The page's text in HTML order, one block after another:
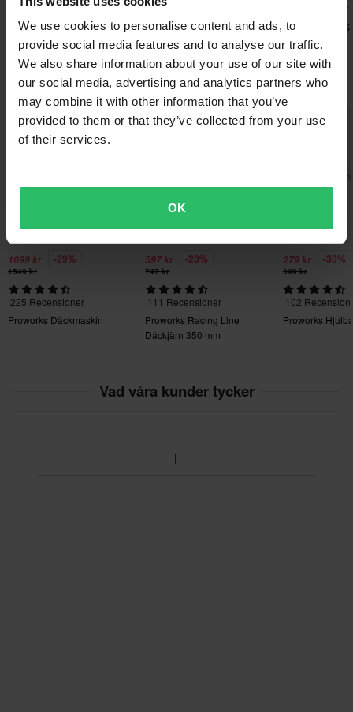
We use cookies to personalise content and ads, to
provide social media features and to analyse our traffic.
We also share information about your use of our site with
our social media, advertising and analytics partners who
may combine it with other information that you’ve
provided to them or that they’ve collected from your use
of their services.
OK
Returavgifter tillkommer. *Rätten att returnera gäller inte för
produkter som är personaliserade eller tillverkade på beställning.
Se vårKundvård-sidaför mer information och villkor.
2 Recensioner
Proworks Bakhjul Ekersats
45 Recensioner
Proworks EX1 EWGP
Endurodäck Bak 18'
2 Recensioner
Proworks
fram
Du kanske också gillar
1099 kr -29%
1549 kr
225 Recensioner
Proworks Däckmaskin
597 kr -20%
747 kr
111 Recensioner
Proworks Racing Line
Däckjärn 350 mm
Superpris!
279 kr -30%
399 kr
102
Proworks
Vad våra kunder tycker